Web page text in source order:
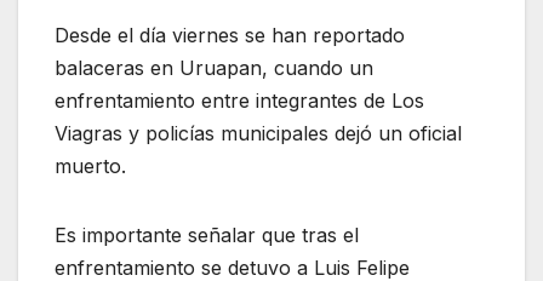
Desde el día viernes se han reportado
balaceras en Uruapan, cuando un
enfrentamiento entre integrantes de Los
Viagras y policías municipales dejó un oficial
muerto.
Es importante señalar que tras el
enfrentamiento se detuvo a Luis Felipe